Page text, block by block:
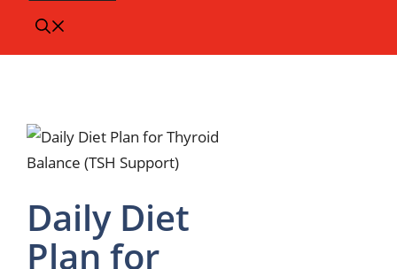
Daily Diet
Plan for